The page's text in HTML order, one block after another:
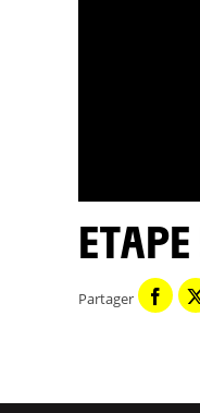
Partager